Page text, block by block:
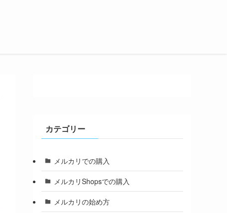
カテゴリー
メルカリでの購入
メルカリShopsでの購入
メルカリの始め方